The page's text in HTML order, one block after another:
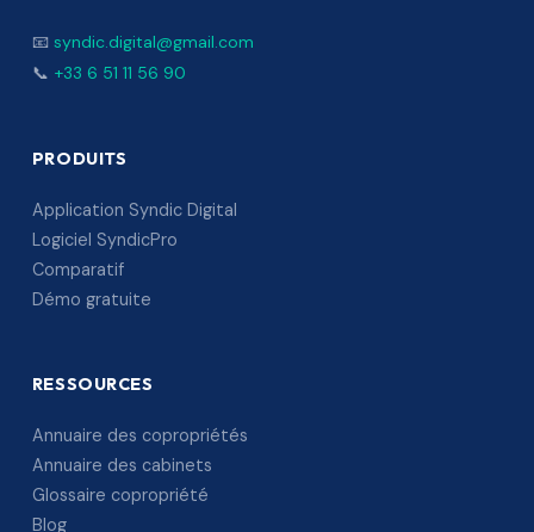
📧 syndic.digital@gmail.com
📞 +33 6 51 11 56 90
PRODUITS
Application Syndic Digital
Logiciel SyndicPro
Comparatif
Démo gratuite
RESSOURCES
Annuaire des copropriétés
Annuaire des cabinets
Glossaire copropriété
Blog